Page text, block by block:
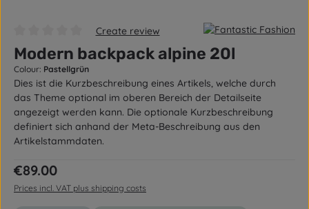
Create review
Modern backpack alpine 20l
Colour: Pastellgrün
Dies ist die Kurzbeschreibung eines Artikels, welche durch
das Theme optional im oberen Bereich der Detailseite
angezeigt werden kann. Die optionale Kurzbeschreibung
definiert sich anhand der Meta-Beschreibung aus den
Artikelstammdaten.
Regular price:
€89.00
Prices incl. VAT plus shipping costs